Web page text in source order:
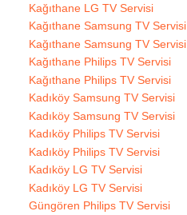
Kağıthane LG TV Servisi
Kağıthane Samsung TV Servisi
Kağıthane Samsung TV Servisi
Kağıthane Philips TV Servisi
Kağıthane Philips TV Servisi
Kadıköy Samsung TV Servisi
Kadıköy Samsung TV Servisi
Kadıköy Philips TV Servisi
Kadıköy Philips TV Servisi
Kadıköy LG TV Servisi
Kadıköy LG TV Servisi
Güngören Philips TV Servisi